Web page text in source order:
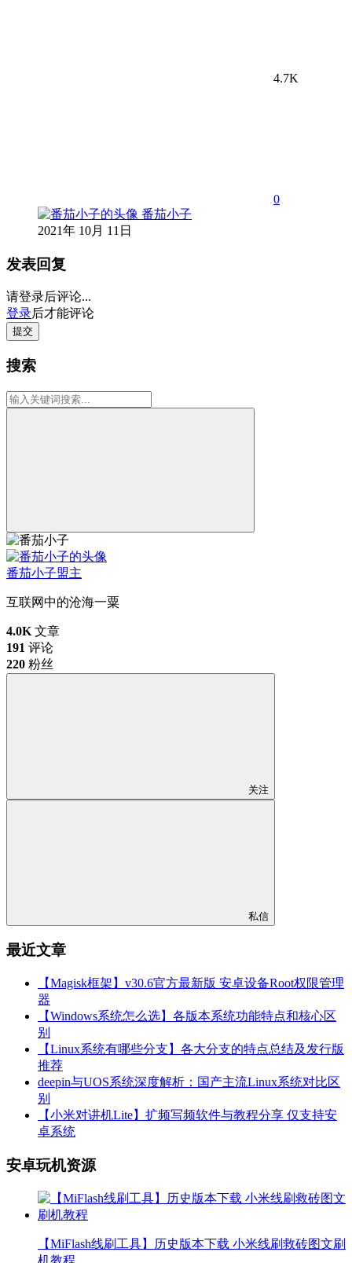
4.7K
0
番茄小子
2021年 10月 11日
发表回复
请登录后评论...
登录后才能评论
提交
搜索
番茄小子盟主
互联网中的沧海一粟
4.0K 文章
191 评论
220 粉丝
关注
私信
最近文章
【Magisk框架】v30.6官方最新版 安卓设备Root权限管理
器
【Windows系统怎么选】各版本系统功能特点和核心区
别
【Linux系统有哪些分支】各大分支的特点总结及发行版
推荐
deepin与UOS系统深度解析：国产主流Linux系统对比区
别
【小米对讲机Lite】扩频写频软件与教程分享 仅支持安
卓系统
安卓玩机资源
【MiFlash线刷工具】历史版本下载 小米线刷救砖图文刷
机教程